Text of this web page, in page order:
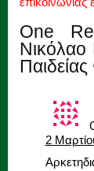
One
Παιδείας
2